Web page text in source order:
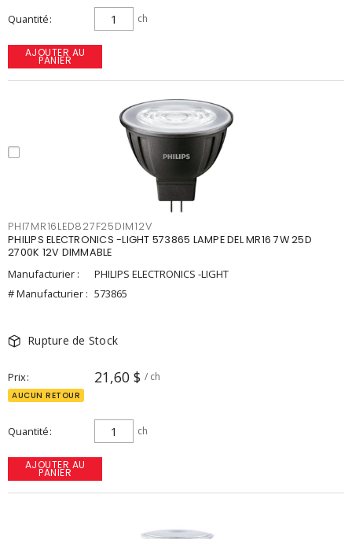
Quantité ch
AJOUTER AU
PANIER
PHI7MR16LED827F25DIM12V
PHILIPS ELECTRONICS -LIGHT 573865 LAMPE DEL MR16 7W 25D
2700K 12V DIMMABLE
Manufacturier :
PHILIPS ELECTRONICS -LIGHT
# Manufacturier : 573865
Rupture de Stock
Prix 21,60 $ / ch
AUCUN RETOUR
Quantité ch
AJOUTER AU
PANIER